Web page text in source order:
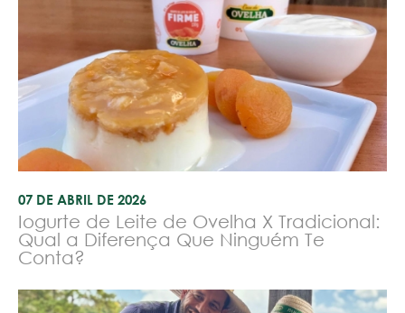
07 DE ABRIL DE 2026
Iogurte de Leite de Ovelha X Tradicional:
Qual a Diferença Que Ninguém Te
Conta?